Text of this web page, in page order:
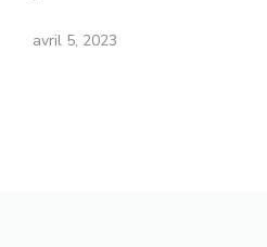
avril 5, 2023